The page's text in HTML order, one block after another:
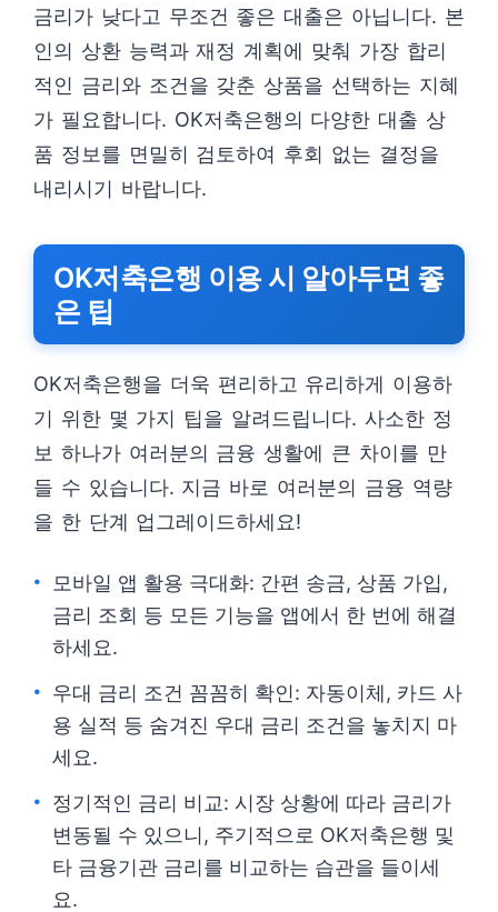
금리가 낮다고 무조건 좋은 대출은 아닙니다. 본
인의 상환 능력과 재정 계획에 맞춰 가장 합리
적인 금리와 조건을 갖춘 상품을 선택하는 지혜
가 필요합니다. OK저축은행의 다양한 대출 상
품 정보를 면밀히 검토하여 후회 없는 결정을
내리시기 바랍니다.
OK저축은행 이용 시 알아두면 좋
은 팁
OK저축은행을 더욱 편리하고 유리하게 이용하
기 위한 몇 가지 팁을 알려드립니다. 사소한 정
보 하나가 여러분의 금융 생활에 큰 차이를 만
들 수 있습니다. 지금 바로 여러분의 금융 역량
을 한 단계 업그레이드하세요!
모바일 앱 활용 극대화: 간편 송금, 상품 가입,
금리 조회 등 모든 기능을 앱에서 한 번에 해결
하세요.
우대 금리 조건 꼼꼼히 확인: 자동이체, 카드 사
용 실적 등 숨겨진 우대 금리 조건을 놓치지 마
세요.
정기적인 금리 비교: 시장 상황에 따라 금리가
변동될 수 있으니, 주기적으로 OK저축은행 및
타 금융기관 금리를 비교하는 습관을 들이세
요.